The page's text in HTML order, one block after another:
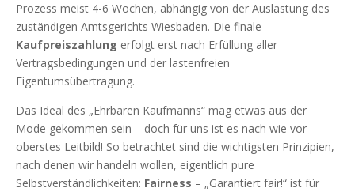
Prozess meist 4-6 Wochen, abhängig von der Auslastung des
zuständigen Amtsgerichts Wiesbaden. Die finale
Kaufpreiszahlung erfolgt erst nach Erfüllung aller
Vertragsbedingungen und der lastenfreien
Eigentumsübertragung.
Das Ideal des „Ehrbaren Kaufmanns“ mag etwas aus der
Mode gekommen sein – doch für uns ist es nach wie vor
oberstes Leitbild! So betrachtet sind die wichtigsten Prinzipien,
nach denen wir handeln wollen, eigentlich pure
Selbstverständlichkeiten: Fairness – „Garantiert fair!“ ist für